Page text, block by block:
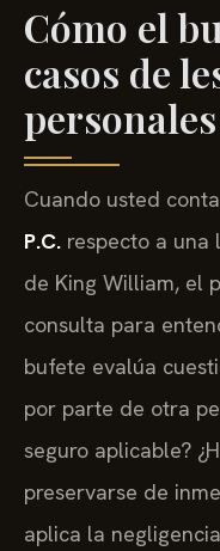
Cómo el
casos de
personales
Cuando usted
P.C. respecto a una
de King William, el
consulta para
bufete evalúa
por parte de otra
seguro aplicable?
preservarse de
aplica la